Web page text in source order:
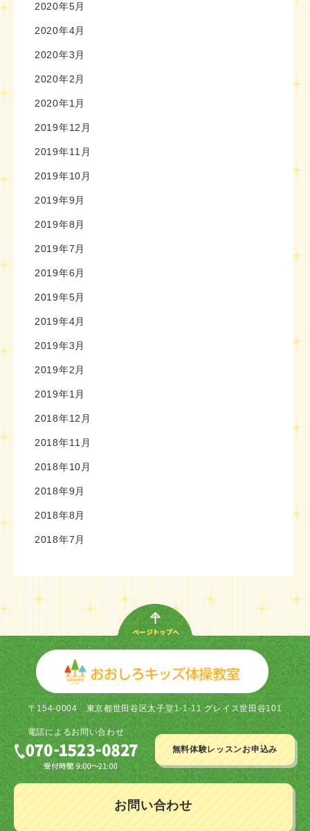
2020年5月
2020年4月
2020年3月
2020年2月
2020年1月
2019年12月
2019年11月
2019年10月
2019年9月
2019年8月
2019年7月
2019年6月
2019年5月
2019年4月
2019年3月
2019年2月
2019年1月
2018年12月
2018年11月
2018年10月
2018年9月
2018年8月
2018年7月
〒154-0004東京都世田谷区太子堂1-1-11 グレイス世田谷101
電話によるお問い合わせ
無料体験レッスンお申込み
お問い合わせ